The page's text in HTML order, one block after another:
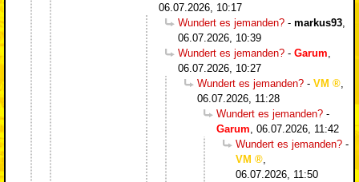
06.07.2026, 10:17
Wundert es jemanden? - markus93
06.07.2026, 10:39
Wundert es jemanden? - Garum
06.07.2026, 10:27
Wundert es jemanden? - VM
06.07.2026, 11:28
Wundert es jemanden? -
Garum 06.07.2026, 11:42
Wundert es jemanden? -
VM
06.07.2026, 11:50